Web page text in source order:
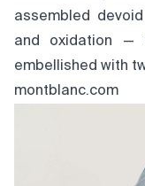
assembled
and oxidation —
embellished with
montblanc.com